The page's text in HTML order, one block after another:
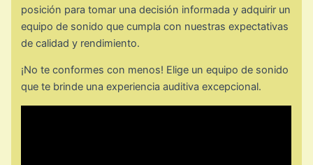
posición para tomar una decisión informada y adquirir un
equipo de sonido que cumpla con nuestras expectativas
de calidad y rendimiento.
¡No te conformes con menos! Elige un equipo de sonido
que te brinde una experiencia auditiva excepcional.